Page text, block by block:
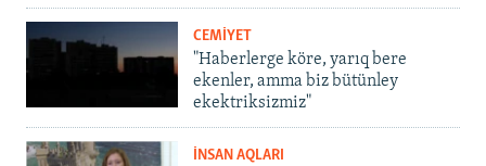
CEMİYET
"Haberlerge köre, yarıq bere
ekenler, amma biz bütünley
ekektriksizmiz"
İNSAN AQLARI